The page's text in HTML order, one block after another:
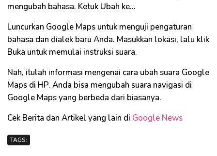
mengubah bahasa. Ketuk Ubah ke…
Luncurkan Google Maps untuk menguji pengaturan
bahasa dan dialek baru Anda. Masukkan lokasi, lalu klik
Buka untuk memulai instruksi suara.
Nah, itulah informasi mengenai cara ubah suara Google
Maps di HP. Anda bisa mengubah suara navigasi di
Google Maps yang berbeda dari biasanya.
Cek Berita dan Artikel yang lain di Google News
TAGS: